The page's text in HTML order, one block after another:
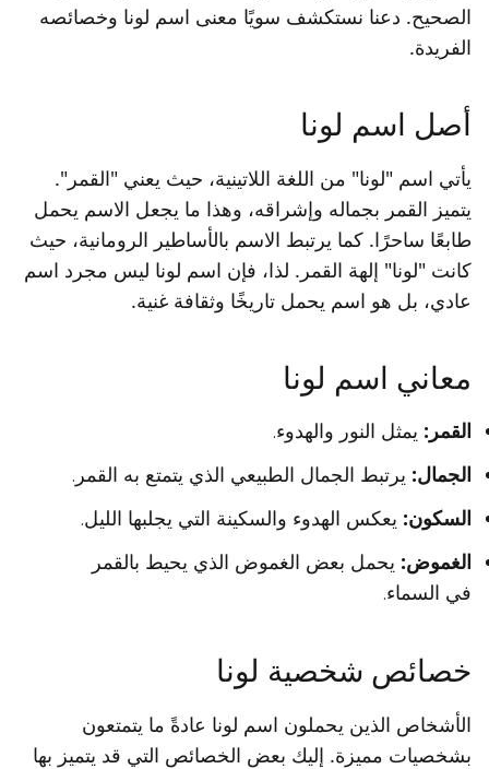
الصحيح. دعنا نستكشف سويًا معنى اسم لونا وخصائصه
الفريدة.
أصل اسم لونا
يأتي اسم "لونا" من اللغة اللاتينية، حيث يعني "القمر".
يتميز القمر بجماله وإشراقه، وهذا ما يجعل الاسم يحمل
طابعًا ساحرًا. كما يرتبط الاسم بالأساطير الرومانية، حيث
كانت "لونا" إلهة القمر. لذا، فإن اسم لونا ليس مجرد اسم
عادي، بل هو اسم يحمل تاريخًا وثقافة غنية.
معاني اسم لونا
القمر: يمثل النور والهدوء.
الجمال: يرتبط الجمال الطبيعي الذي يتمتع به القمر.
السكون: يعكس الهدوء والسكينة التي يجلبها الليل.
الغموض: يحمل بعض الغموض الذي يحيط بالقمر
في السماء.
خصائص شخصية لونا
الأشخاص الذين يحملون اسم لونا عادةً ما يتمتعون
بشخصيات مميزة. إليك بعض الخصائص التي قد يتميز بها